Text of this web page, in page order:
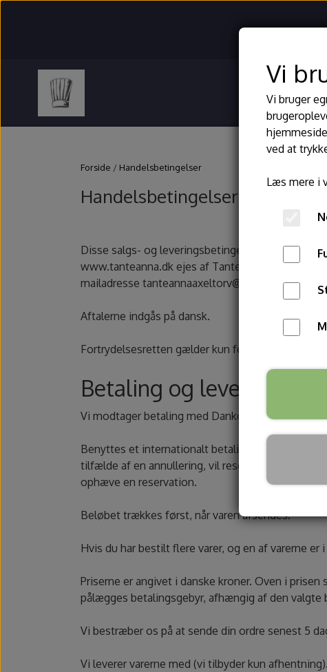
Forside
Forside Handelsbetingelser
Handelsbetingelser
Disse salgs- og leveringsbetingelser finder
www.tanteanna.dk ejes af Tante Anna /
mailadresse tanteannaaxeltorv@gmail.com.
Aftalerne indgås på dansk.
Fortrydelsesretten gælder kun for private
Betaling og levering
Vi modtager betaling med Dankort, Diners club,
Benyttes et internationalt betalingskort (som for
tilfælde af en annullering, vil reservationen af
ophæve en reservation.
Beløbet trækkes først, når varen afsendes.
Hvis du har bestilt flere varer, og en af varerne
Priserne er angivet i danske kroner. Oven i
pålægges betalingsgebyr, afhængig af den valgte
Vi bestræber os på at sende din ordre senest 5
Vi leverer varerne med (vi tilbyder kun afhentning).
Vi
Vi bruger
ved at
Læs mere i